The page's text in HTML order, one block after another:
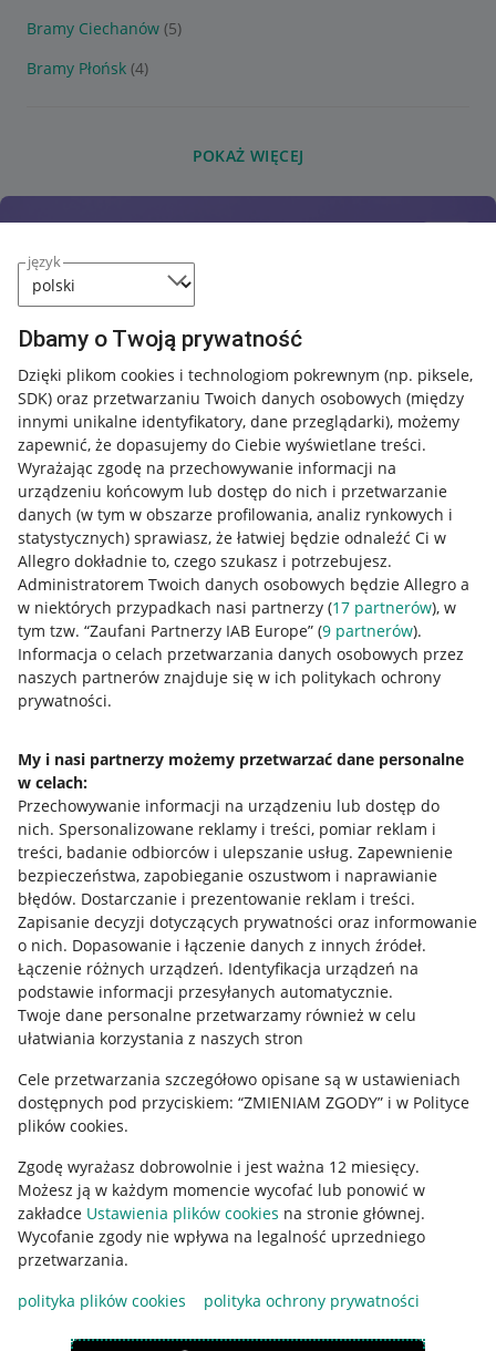
język
Dbamy o Twoją prywatność
Dzięki plikom cookies i technologiom pokrewnym (np. piksele,
SDK) oraz przetwarzaniu Twoich danych osobowych (między
innymi unikalne identyfikatory, dane przeglądarki), możemy
zapewnić, że dopasujemy do Ciebie wyświetlane treści.
Wyrażając zgodę na przechowywanie informacji na
urządzeniu końcowym lub dostęp do nich i przetwarzanie
danych (w tym w obszarze profilowania, analiz rynkowych i
statystycznych) sprawiasz, że łatwiej będzie odnaleźć Ci w
Allegro dokładnie to, czego szukasz i potrzebujesz.
Administratorem Twoich danych osobowych będzie Allegro a
w niektórych przypadkach nasi partnerzy (17 partnerów), w
tym tzw. “Zaufani Partnerzy IAB Europe” (9 partnerów).
Informacja o celach przetwarzania danych osobowych przez
naszych partnerów znajduje się w ich politykach ochrony
prywatności.
My i nasi partnerzy możemy przetwarzać dane personalne
w celach:
Przechowywanie informacji na urządzeniu lub dostęp do
nich. Spersonalizowane reklamy i treści, pomiar reklam i
treści, badanie odbiorców i ulepszanie usług. Zapewnienie
bezpieczeństwa, zapobieganie oszustwom i naprawianie
błędów. Dostarczanie i prezentowanie reklam i treści.
Zapisanie decyzji dotyczących prywatności oraz informowanie
o nich. Dopasowanie i łączenie danych z innych źródeł.
Łączenie różnych urządzeń. Identyfikacja urządzeń na
podstawie informacji przesyłanych automatycznie.
Twoje dane personalne przetwarzamy również w celu
ułatwiania korzystania z naszych stron
Cele przetwarzania szczegółowo opisane są w ustawieniach
dostępnych pod przyciskiem: “ZMIENIAM ZGODY” i w Polityce
plików cookies.
Zgodę wyrażasz dobrowolnie i jest ważna 12 miesięcy.
Możesz ją w każdym momencie wycofać lub ponowić w
zakładce Ustawienia plików cookies na stronie głównej.
Wycofanie zgody nie wpływa na legalność uprzedniego
przetwarzania.
polityka plików cookies
polityka ochrony prywatności
Bramy Ciechanów (5)
Bramy Płońsk (4)
POKAŻ WIĘCEJ
Nawigacja
Przydatne informacje
Jak to działa
Allegro Gadane dla sprzedających
Allegro Gadane dla kupujących
Mapa miejscowości
Informacje prawne
Regulamin
Polityka plików "cookies"
Ustawienia plików "cookies"
Udostępnianie lokalizacji
Informacje dla Aktu o Usługach Cyfrowych
Pobierz aplikację